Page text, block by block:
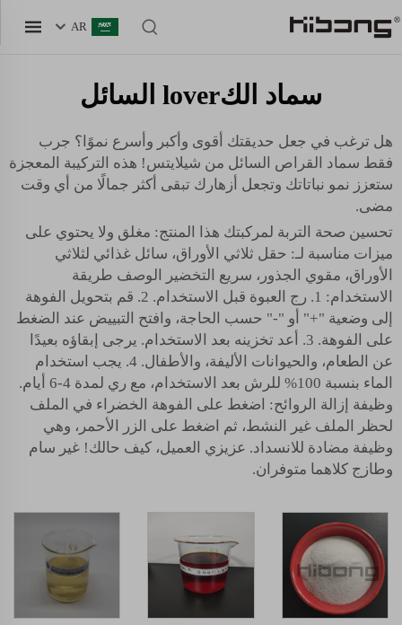
AR
سماد الكlover السائل
هل ترغب في جعل حديقتك أقوى وأكبر وأسرع نموًا؟ جرب
فقط سماد القراص السائل من شيلايتس! هذه التركيبة المعجزة
ستعزز نمو نباتاتك وتجعل أزهارك تبقى أكثر جمالًا من أي وقت
مضى.
تحسين صحة التربة لمركبتك هذا المنتج: مغلق ولا يحتوي على
ميزات مناسبة لـ: حقل ثلاثي الأوراق، سائل غذائي لثلاثي
الأوراق، مقوي الجذور، سريع التخضير الوصف طريقة
الاستخدام: 1. رج العبوة قبل الاستخدام. 2. قم بتحويل الفوهة
إلى وضعية "+" أو "-" حسب الحاجة، وافتح التبييض عند الضغط
على الفوهة. 3. أعد تخزينه بعد الاستخدام. يرجى إبقاؤه بعيدًا
عن الطعام، والحيوانات الأليفة، والأطفال. 4. يجب استخدام
الماء بنسبة 100% للرش بعد الاستخدام، مع ري لمدة 4-6 أيام.
وظيفة إزالة الروائح: اضغط على الفوهة الخضراء في الملف
لحظر الملف غير النشط، ثم اضغط على الزر الأحمر، وهي
وظيفة مضادة للانسداد. عزيزي العميل، كيف حالك! غير سام
وطازج كلاهما متوفران.